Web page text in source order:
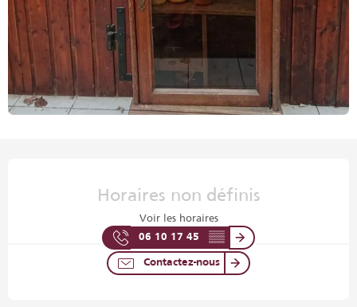
Horaires non définis
Voir les horaires
06 10 17 45 ▒▒
Contactez-nous